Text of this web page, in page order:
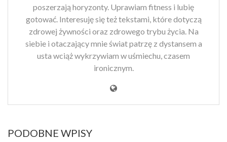
poszerzają horyzonty. Uprawiam fitness i lubię
gotować. Interesuję się też tekstami, które dotyczą
zdrowej żywności oraz zdrowego trybu życia. Na
siebie i otaczający mnie świat patrzę z dystansem a
usta wciąż wykrzywiam w uśmiechu, czasem
ironicznym.
PODOBNE WPISY